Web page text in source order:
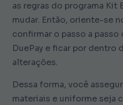
as regras do programa Kit
mudar. Então, oriente-se
confirmar o passo a
DuePay e ficar por dentro
alterações.
Dessa forma, você
materiais e uniforme seja